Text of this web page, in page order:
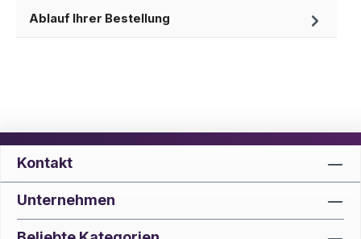
Ablauf Ihrer Bestellung
Kontakt
Unternehmen